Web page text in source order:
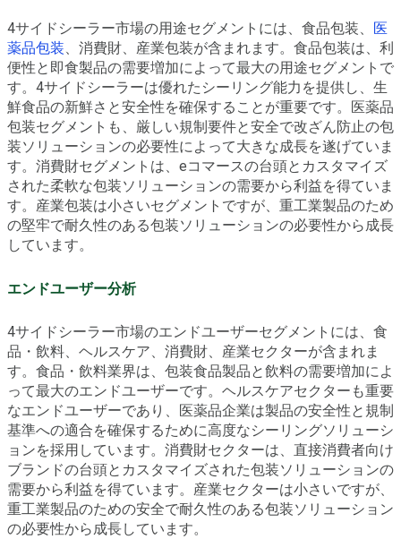
4サイドシーラー市場の用途セグメントには、食品包装、 医
薬品包装、消費財、産業包装が含まれます。食品包装は、利
便性と即食製品の需要増加によって最大の用途セグメントで
す。4サイドシーラーは優れたシーリング能力を提供し、生
鮮食品の新鮮さと安全性を確保することが重要です。医薬品
包装セグメントも、厳しい規制要件と安全で改ざん防止の包
装ソリューションの必要性によって大きな成長を遂げていま
す。消費財セグメントは、eコマースの台頭とカスタマイズ
された柔軟な包装ソリューションの需要から利益を得ていま
す。産業包装は小さいセグメントですが、重工業製品のため
の堅牢で耐久性のある包装ソリューションの必要性から成長
しています。
エンドユーザー分析
4サイドシーラー市場のエンドユーザーセグメントには、食
品・飲料、ヘルスケア、消費財、産業セクターが含まれま
す。食品・飲料業界は、包装食品製品と飲料の需要増加によ
って最大のエンドユーザーです。ヘルスケアセクターも重要
なエンドユーザーであり、医薬品企業は製品の安全性と規制
基準への適合を確保するために高度なシーリングソリューシ
ョンを採用しています。消費財セクターは、直接消費者向け
ブランドの台頭とカスタマイズされた包装ソリューションの
需要から利益を得ています。産業セクターは小さいですが、
重工業製品のための安全で耐久性のある包装ソリューション
の必要性から成長しています。